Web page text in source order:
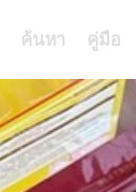
ค้นหา คู่มือ